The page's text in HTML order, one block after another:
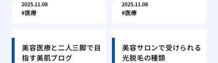
2025.11.08
医療
2025.11.08
医療
美容医療と二人三脚で目
指す美肌ブログ
美容サロンで受けられる
光脱毛の種類